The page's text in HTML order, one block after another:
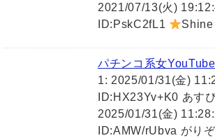
2021/07/13(火)
ID:PskC2fL1
Shine
パチンコ系女
1: 2025/01/31(金)
ID:HX23Yv+K0 あす
2025/01/31(金)
ID:AMW/rUbva がり